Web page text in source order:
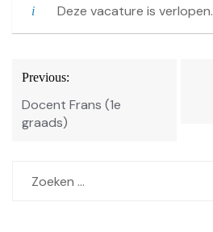
Deze vacature is verlopen.
Bericht
navigatie
Previous:
Docent Frans (1e
graads)
naar: